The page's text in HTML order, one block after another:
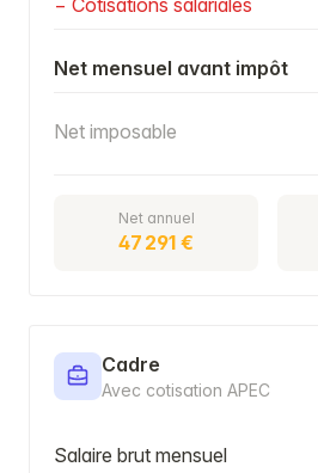
− Cotisations salariales
Net mensuel avant impôt
Net imposable
Net annuel
47 291 €
Cadre
Avec cotisation APEC
Salaire brut mensuel